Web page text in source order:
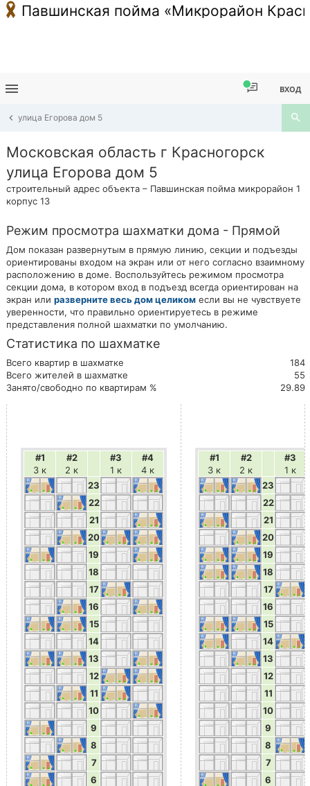
Павшинская пойма «Микрорайон
ВХОД
улица Егорова дом 5
Московская область г Красногорск
улица Егорова дом 5
строительный адрес объекта – Павшинская пойма микрорайон 1
корпус 13
Режим просмотра шахматки дома - Прямой
Дом показан развернутым в прямую линию, секции и подъезды
ориентированы входом на экран или от него согласно взаимному
расположению в доме. Воспользуйтесь режимом просмотра
секции дома, в котором вход в подъезд всегда ориентирован на
экран или разверните весь дом целиком если вы не чувствуете
уверенности, что правильно ориентируетесь в режиме
представления полной шахматки по умолчанию.
Статистика по шахматке
184
Всего квартир в шахматке
55
Всего жителей в шахматке
29.89
Занято/свободно по квартирам %
#1
3 к
#2
2 к
#3
1 к
#4
4 к
23
22
21
20
19
18
17
16
15
14
13
12
11
10
9
8
7
6
#1
3 к
#2
2 к
#3
1 к
23
22
21
20
19
18
17
16
15
14
13
12
11
10
9
8
7
6